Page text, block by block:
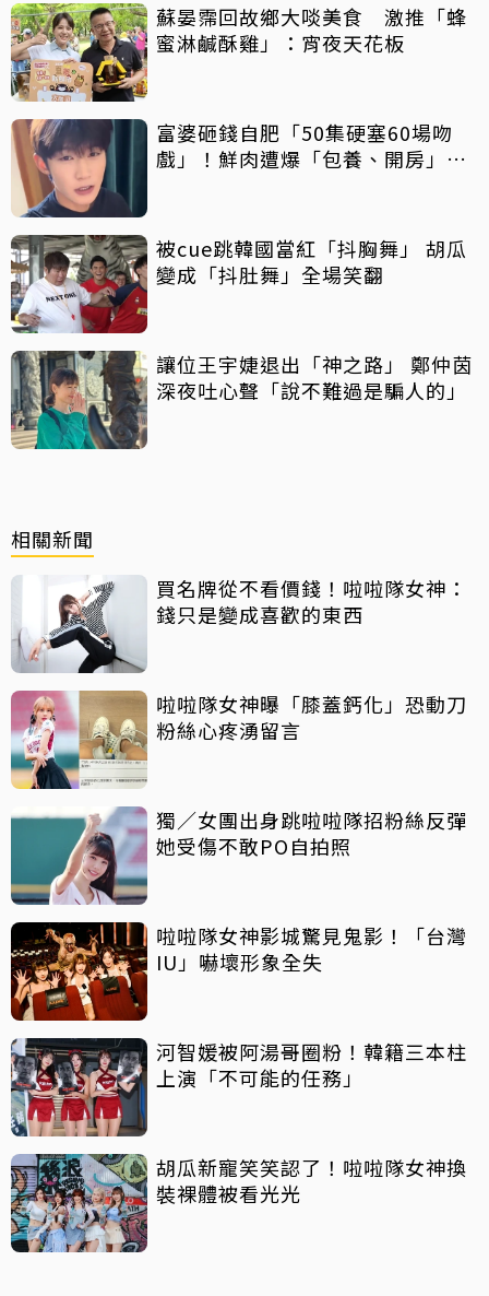
蘇晏霈回故鄉大啖美食 激推「蜂
蜜淋鹹酥雞」：宵夜天花板
富婆砸錢自肥「50集硬塞60場吻
戲」！鮮肉遭爆「包養、開房」全
被cue跳韓國當紅「抖胸舞」 胡瓜
變成「抖肚舞」全場笑翻
讓位王宇婕退出「神之路」 鄭仲茵
深夜吐心聲「說不難過是騙人的」
相關新聞
買名牌從不看價錢！啦啦隊女神：
錢只是變成喜歡的東西
啦啦隊女神曝「膝蓋鈣化」恐動刀
粉絲心疼湧留言
獨／女團出身跳啦啦隊招粉絲反彈
她受傷不敢PO自拍照
啦啦隊女神影城驚見鬼影！「台灣
IU」嚇壞形象全失
河智媛被阿湯哥圈粉！韓籍三本柱
上演「不可能的任務」
胡瓜新寵笑笑認了！啦啦隊女神換
裝裸體被看光光